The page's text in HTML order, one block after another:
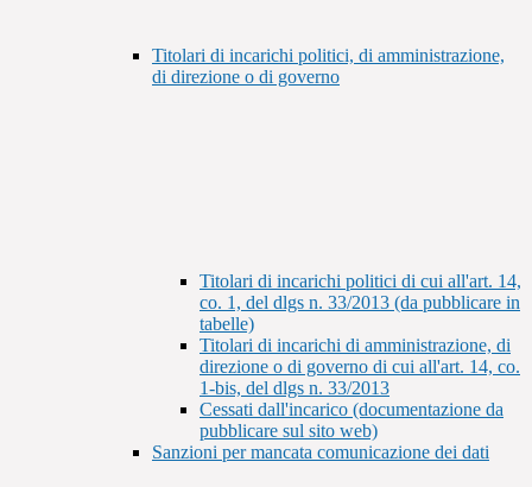
Titolari di incarichi politici, di amministrazione,
di direzione o di governo
Titolari di incarichi politici di cui all'art. 14,
co. 1, del dlgs n. 33/2013 (da pubblicare in
tabelle)
Titolari di incarichi di amministrazione, di
direzione o di governo di cui all'art. 14, co.
1-bis, del dlgs n. 33/2013
Cessati dall'incarico (documentazione da
pubblicare sul sito web)
Sanzioni per mancata comunicazione dei dati